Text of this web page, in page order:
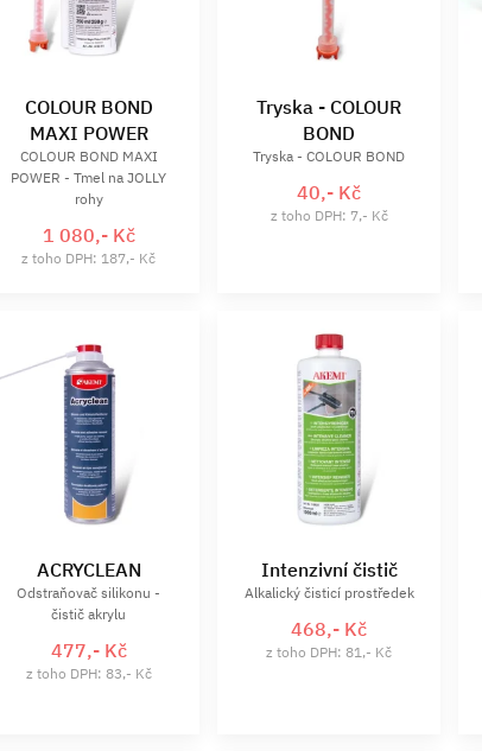
COLOUR BOND
MAXI POWER
COLOUR BOND MAXI
POWER - Tmel na JOLLY
rohy
1 080,- Kč
z toho DPH: 187,- Kč
Tryska - COLOUR
BOND
Tryska - COLOUR BOND
40,- Kč
z toho DPH: 7,- Kč
ACRYCLEAN
Odstraňovač silikonu -
čistič akrylu
477,- Kč
z toho DPH: 83,- Kč
Intenzivní čistič
Alkalický čisticí prostředek
468,- Kč
z toho DPH: 81,- Kč